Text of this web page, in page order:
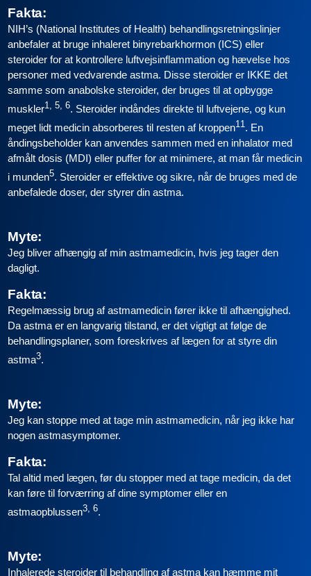
Fakta:
NIH’s (National Institutes of Health) behandlingsretningslinjer
anbefaler at bruge inhaleret binyrebarkhormon (ICS) eller
steroider for at kontrollere luftvejsinflammation og hævelse hos
personer med vedvarende astma. Disse steroider er IKKE det
samme som anabolske steroider, der bruges til at opbygge
muskler1, 5, 6. Steroider indåndes direkte til luftvejene, og kun
meget lidt medicin absorberes til resten af kroppen11. En
åndingsbeholder kan anvendes sammen med en inhalator med
afmålt dosis (MDI) eller puffer for at minimere, at man får medicin
i munden5. Steroider er effektive og sikre, når de bruges med de
anbefalede doser, der styrer din astma.
Myte:
Jeg bliver afhængig af min astmamedicin, hvis jeg tager den
dagligt.
Fakta:
Regelmæssig brug af astmamedicin fører ikke til afhængighed.
Da astma er en langvarig tilstand, er det vigtigt at følge de
behandlingsplaner, som foreskrives af lægen for at styre din
astma3.
Myte:
Jeg kan stoppe med at tage min astmamedicin, når jeg ikke har
nogen astmasymptomer.
Fakta:
Tal altid med lægen, før du stopper med at tage medicin, da det
kan føre til forværring af dine symptomer eller en
astmaopblussen3, 6.
Myte:
Inhalerede steroider til behandling af astma kan hæmme mit